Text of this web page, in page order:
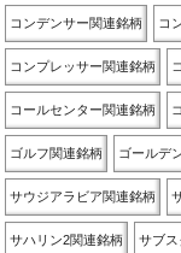
コンデンサー関連銘柄 コ
コンプレッサー関連銘柄
コールセンター関連銘柄
ゴルフ関連銘柄 ゴールデ
サウジアラビア関連銘柄
サハリン2関連銘柄 サブ